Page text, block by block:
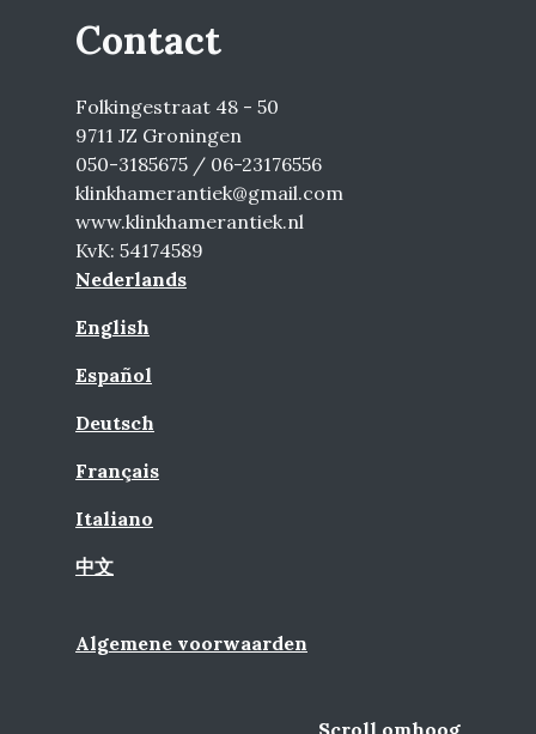
Contact
Folkingestraat 48 - 50
9711 JZ Groningen
050-3185675 / 06-23176556
klinkhamerantiek@gmail.com
www.klinkhamerantiek.nl
KvK: 54174589
Nederlands
English
Español
Deutsch
Français
Italiano
中文
Algemene voorwaarden
Scroll omhoog